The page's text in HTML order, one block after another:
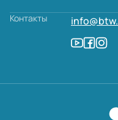
Контакты